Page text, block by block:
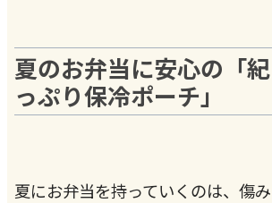
夏のお弁当に安心の「
っぷり保冷ポーチ」
夏にお弁当を持っていくのは、傷